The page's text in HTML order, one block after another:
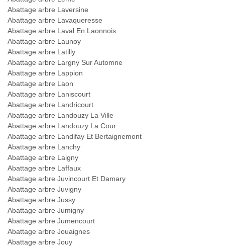
Abattage arbre Laversine
Abattage arbre Lavaqueresse
Abattage arbre Laval En Laonnois
Abattage arbre Launoy
Abattage arbre Latilly
Abattage arbre Largny Sur Automne
Abattage arbre Lappion
Abattage arbre Laon
Abattage arbre Laniscourt
Abattage arbre Landricourt
Abattage arbre Landouzy La Ville
Abattage arbre Landouzy La Cour
Abattage arbre Landifay Et Bertaignemont
Abattage arbre Lanchy
Abattage arbre Laigny
Abattage arbre Laffaux
Abattage arbre Juvincourt Et Damary
Abattage arbre Juvigny
Abattage arbre Jussy
Abattage arbre Jumigny
Abattage arbre Jumencourt
Abattage arbre Jouaignes
Abattage arbre Jouy